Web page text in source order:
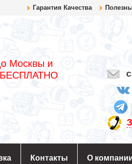
Гарантия Качества
Москвы и
Контакты О